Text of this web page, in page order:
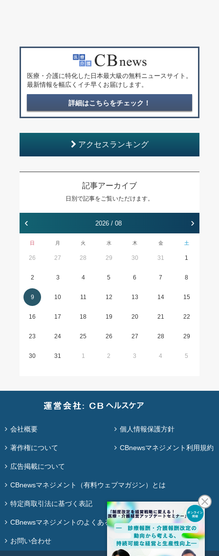
医療・介護に特化した日本最大級の無料ニュースサイト。
最新情報を幅広くイチ早くお届けします。
詳細はこちらをチェック！
アクセスランキング
記事アーカイブ
日別で記事をご覧いただけます。
‹ 2026 / 08 ›
日 月 火 水 木 金 土
26 27 28 29 30 31 1
2 3 4 5 6 7 8
9 10 11 12 13 14 15
16 17 18 19 20 21 22
23 24 25 26 27 28 29
30 31 1 2 3 4 5
会社概要 個人情報保護方針
著作権について CBnewsマネジメント利用規約
広告掲載について
CBnewsマネジメント（有料ウェブマガジン）とは
特定商取引法に基づく表記
CBnewsマネジメントのよくある質問
お問い合わせ